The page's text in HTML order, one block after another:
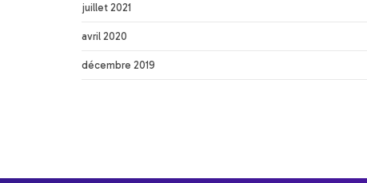
juillet 2021
avril 2020
décembre 2019